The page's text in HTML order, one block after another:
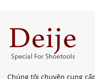
Chúng tôi chuyên cung